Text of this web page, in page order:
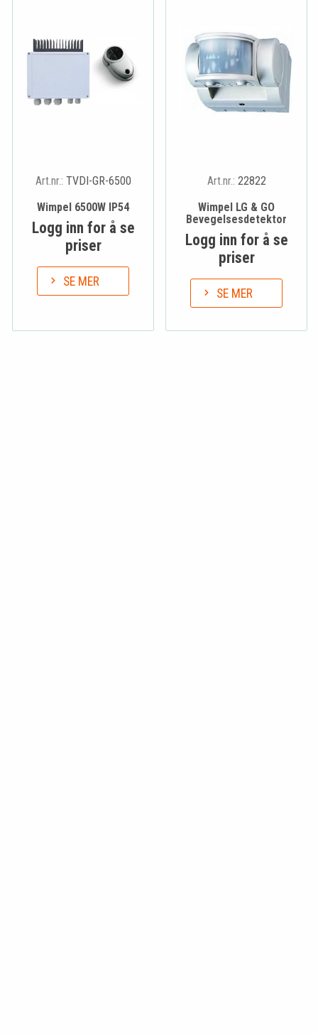
Art.nr.: TVDI-GR-6500
Wimpel 6500W IP54
Logg inn for å se
priser
SE MER
Art.nr.: 22822
Wimpel LG & GO
Bevegelsesdetektor
Logg inn for å se
priser
SE MER